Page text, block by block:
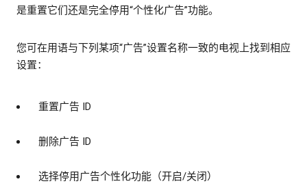
是重置它们还是完全停用“个性化广告”功能。
您可在用语与下列某项“广告”设置名称一致的电视上找到相应
设置：
重置广告 ID
删除广告 ID
选择停用广告个性化功能（开启/关闭）